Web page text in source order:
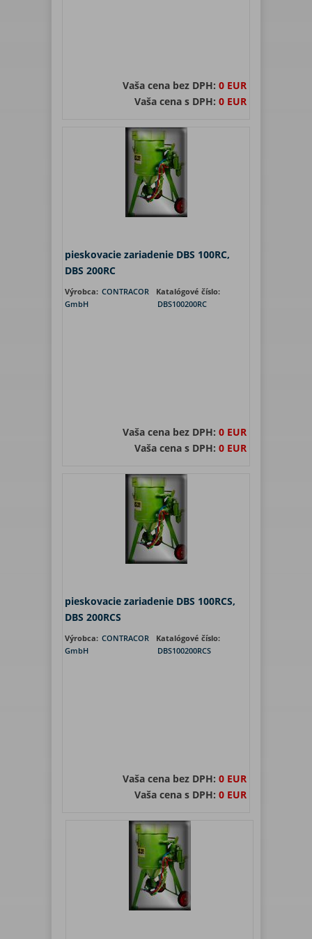
Vaša cena bez DPH: 0 EUR
Vaša cena s DPH: 0 EUR
pieskovacie zariadenie DBS 100RC,
DBS 200RC
Výrobca: CONTRACOR
GmbH
Katalógové číslo:
DBS100200RC
Vaša cena bez DPH: 0 EUR
Vaša cena s DPH: 0 EUR
pieskovacie zariadenie DBS 100RCS,
DBS 200RCS
Výrobca: CONTRACOR
GmbH
Katalógové číslo:
DBS100200RCS
Vaša cena bez DPH: 0 EUR
Vaša cena s DPH: 0 EUR